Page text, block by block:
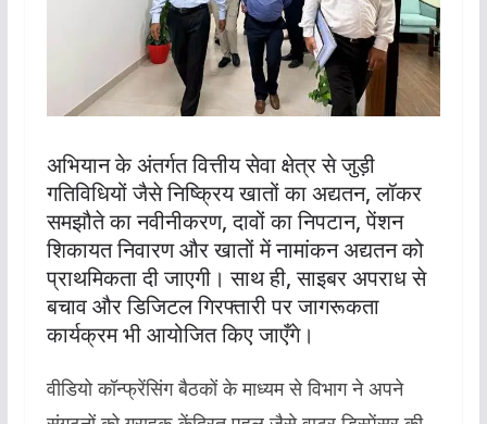
अभियान के अंतर्गत वित्तीय सेवा क्षेत्र से जुड़ी
गतिविधियों जैसे निष्क्रिय खातों का अद्यतन, लॉकर
समझौते का नवीनीकरण, दावों का निपटान, पेंशन
शिकायत निवारण और खातों में नामांकन अद्यतन को
प्राथमिकता दी जाएगी। साथ ही, साइबर अपराध से
बचाव और डिजिटल गिरफ्तारी पर जागरूकता
कार्यक्रम भी आयोजित किए जाएँगे।
वीडियो कॉन्फ्रेंसिंग बैठकों के माध्यम से विभाग ने अपने